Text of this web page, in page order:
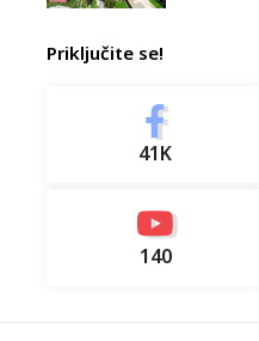
Priključite se!
41K
140